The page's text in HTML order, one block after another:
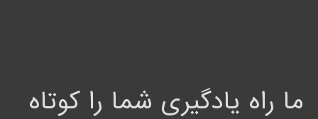
ما راه یادگیری شما را کوتاه